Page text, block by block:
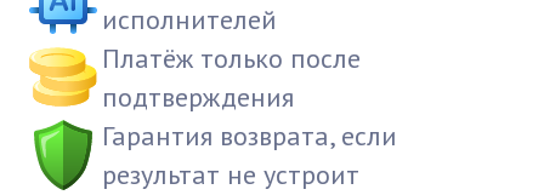
исполнителей
Платёж только после
подтверждения
Гарантия возврата, если
результат не устроит